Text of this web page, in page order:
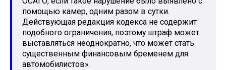
помощью камер, одним разом в сутки.
Действующая редакция кодекса не содержит
подобного ограничения, поэтому штраф может
выставляться неоднократно, что может стать
существенным финансовым бременем для
автомобилистов».